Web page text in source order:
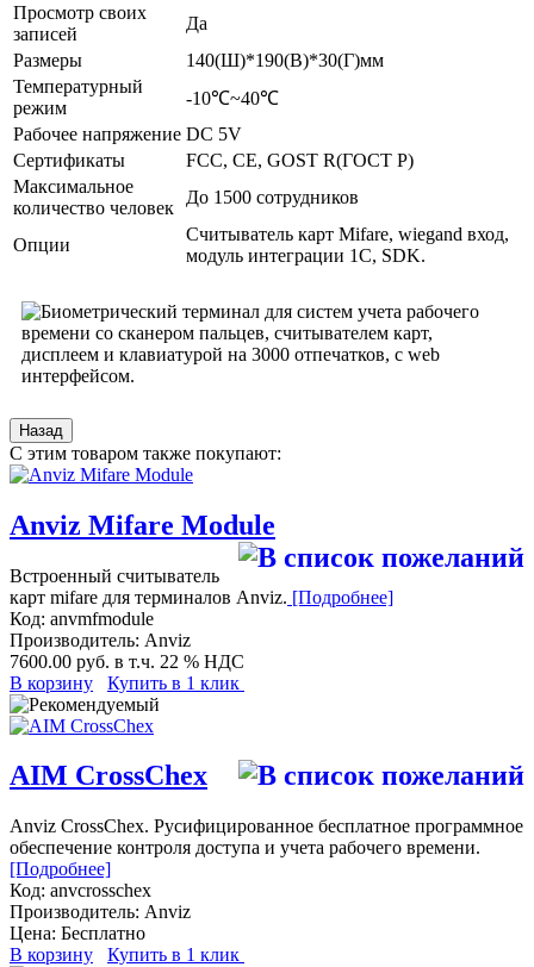
Просмотр своих
записей
Да
Размеры
140(Ш)*190(В)*30(Г)мм
Температурный
режим
-10℃~40℃
Рабочее напряжение DC 5V
Сертификаты
FCC, CE, GOST R(ГОСТ Р)
Максимальное
количество человек
До 1500 сотрудников
Опции
Считыватель карт Mifare, wiegand вход,
модуль интеграции 1С, SDK.
С этим товаром также покупают:
Anviz Mifare Module
Встроенный считыватель
карт mifare для терминалов Anviz. [Подробнее]
Код: anvmfmodule
Производитель: Anviz
7600.00 руб. в т.ч. 22 % НДС
В корзину
Купить в 1 клик
AIM CrossChex
Anviz CrossChex. Русифицированное бесплатное программное
обеспечение контроля доступа и учета рабочего времени.
[Подробнее]
Код: anvcrosschex
Производитель: Anviz
Цена: Бесплатно
В корзину
Купить в 1 клик